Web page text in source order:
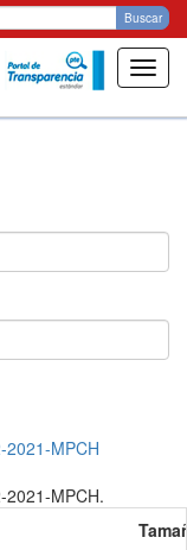
Buscar
2021-MPCH
2021-MPCH.